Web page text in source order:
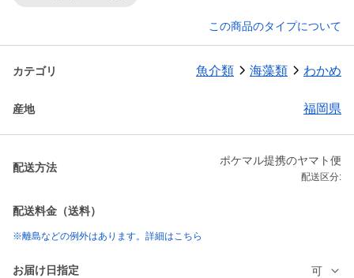
この商品のタイプについて
カテゴリ 魚介類 海藻類 わかめ
産地 福岡県
配送方法
ポケマル提携のヤマト便
配送区分:
配送料金（送料）
※離島などの例外はあります。詳細はこちら
お届け日指定 可